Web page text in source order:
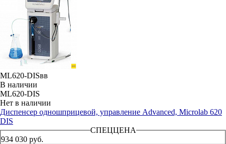
ML620-DISвв
В наличии
ML620-DIS
Нет в наличии
Диспенсер одношприцевой, управление Advanced, Microlab 620
DIS
СПЕЦЦЕНА
934 030 руб.